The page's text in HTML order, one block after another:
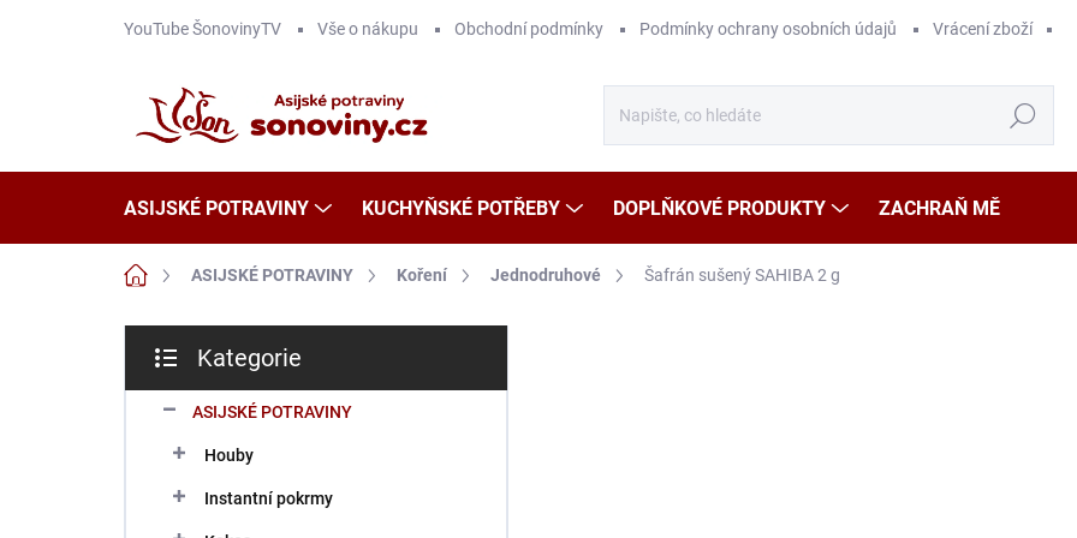
YouTube ŠonovinyTV Vše o nákupu Obchodní podmínky Podmínky ochrany osobních údajů Vrácení zboží
Hledat
ASIJSKÉ POTRAVINY KUCHYŇSKÉ POTŘEBY DOPLŇKOVÉ PRODUKTY ZACHRAŇ MĚ
Domů ASIJSKÉ POTRAVINY Koření Jednodruhové Šafrán sušený SAHIBA 2 g
s
kategorie
Kategorie
ASIJSKÉ POTRAVINY
Houby
Instantní pokrmy